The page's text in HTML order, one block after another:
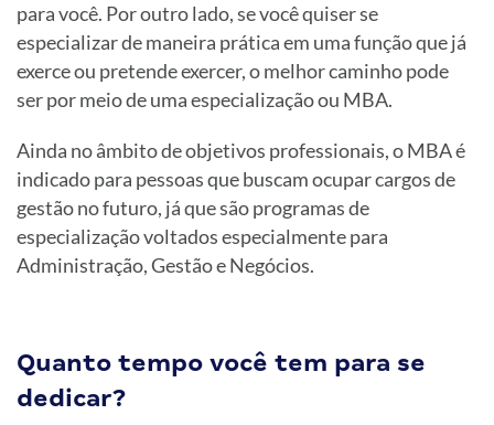
para você. Por outro lado, se você quiser se
especializar de maneira prática em uma função que já
exerce ou pretende exercer, o melhor caminho pode
ser por meio de uma especialização ou MBA.
Ainda no âmbito de objetivos professionais, o MBA é
indicado para pessoas que buscam ocupar cargos de
gestão no futuro, já que são programas de
especialização voltados especialmente para
Administração, Gestão e Negócios.
Quanto tempo você tem para se
dedicar?